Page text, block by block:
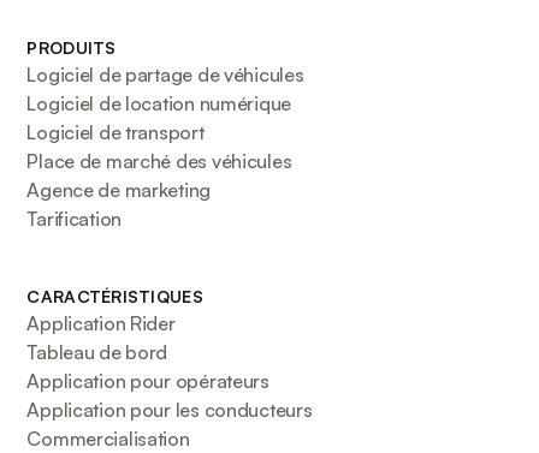
PRODUITS
Logiciel de partage de véhicules
Logiciel de location numérique
Logiciel de transport
Place de marché des véhicules
Agence de marketing
Tarification
CARACTÉRISTIQUES
Application Rider
Tableau de bord
Application pour opérateurs
Application pour les conducteurs
Commercialisation